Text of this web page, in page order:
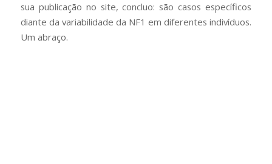
sua publicação no site, concluo: são casos específicos
diante da variabilidade da NF1 em diferentes indivíduos.
Um abraço.